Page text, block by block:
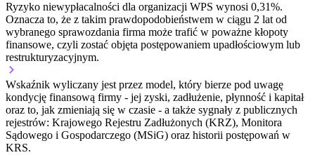
Ryzyko niewypłacalności dla organizacji WPS wynosi 0,31%.
Oznacza to, że z takim prawdopodobieństwem w ciągu 2 lat od
wybranego sprawozdania firma może trafić w poważne kłopoty
finansowe, czyli zostać objęta postępowaniem upadłościowym lub
restrukturyzacyjnym.
Wskaźnik wyliczany jest przez model, który bierze pod uwagę
kondycję finansową firmy - jej zyski, zadłużenie, płynność i kapitał
oraz to, jak zmieniają się w czasie - a także sygnały z publicznych
rejestrów: Krajowego Rejestru Zadłużonych (KRZ), Monitora
Sądowego i Gospodarczego (MSiG) oraz historii postępowań w
KRS.